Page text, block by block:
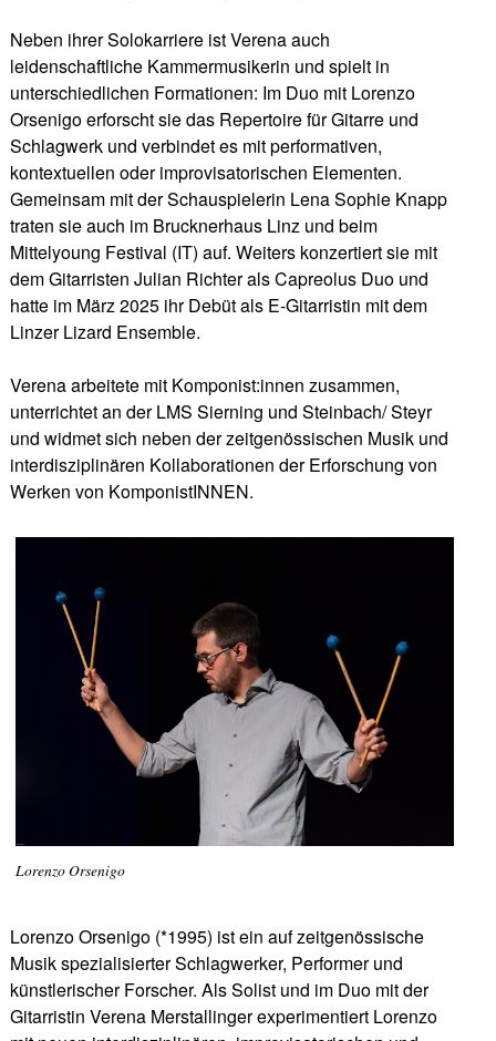
Neben ihrer Solokarriere ist Verena auch
leidenschaftliche Kammermusikerin und spielt in
unterschiedlichen Formationen: Im Duo mit Lorenzo
Orsenigo erforscht sie das Repertoire für Gitarre und
Schlagwerk und verbindet es mit performativen,
kontextuellen oder improvisatorischen Elementen.
Gemeinsam mit der Schauspielerin Lena Sophie Knapp
traten sie auch im Brucknerhaus Linz und beim
Mittelyoung Festival (IT) auf. Weiters konzertiert sie mit
dem Gitarristen Julian Richter als Capreolus Duo und
hatte im März 2025 ihr Debüt als E-Gitarristin mit dem
Linzer Lizard Ensemble.
Verena arbeitete mit Komponist:innen zusammen,
unterrichtet an der LMS Sierning und Steinbach/ Steyr
und widmet sich neben der zeitgenössischen Musik und
interdisziplinären Kollaborationen der Erforschung von
Werken von KomponistINNEN.
Lorenzo Orsenigo
Lorenzo Orsenigo (*1995) ist ein auf zeitgenössische
Musik spezialisierter Schlagwerker, Performer und
künstlerischer Forscher. Als Solist und im Duo mit der
Gitarristin Verena Merstallinger experimentiert Lorenzo